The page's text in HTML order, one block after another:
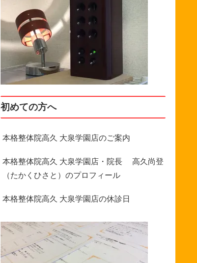
初めての方へ
本格整体院高久 大泉学園店のご案内
本格整体院高久 大泉学園店・院長 高久尚登
（たかくひさと）のプロフィール
本格整体院高久 大泉学園店の休診日